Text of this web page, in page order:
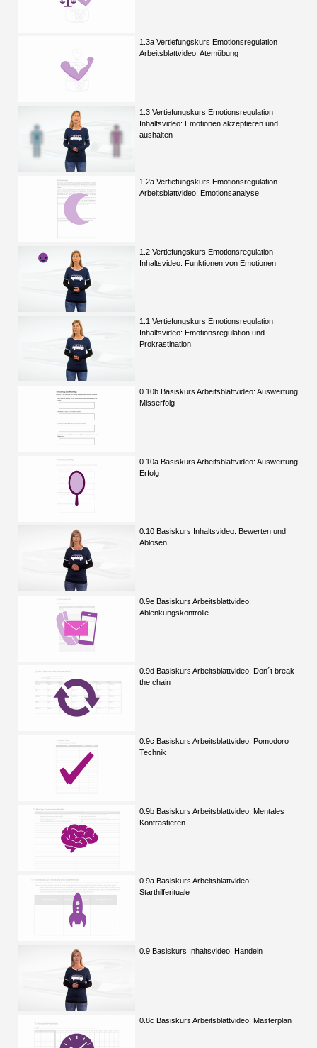
1.3a Vertiefungskurs Emotionsregulation
Arbeitsblattvideo: Atemübung
1.3 Vertiefungskurs Emotionsregulation
Inhaltsvideo: Emotionen akzeptieren und
aushalten
1.2a Vertiefungskurs Emotionsregulation
Arbeitsblattvideo: Emotionsanalyse
1.2 Vertiefungskurs Emotionsregulation
Inhaltsvideo: Funktionen von Emotionen
1.1 Vertiefungskurs Emotionsregulation
Inhaltsvideo: Emotionsregulation und
Prokrastination
0.10b Basiskurs Arbeitsblattvideo: Auswertung
Misserfolg
0.10a Basiskurs Arbeitsblattvideo: Auswertung
Erfolg
0.10 Basiskurs Inhaltsvideo: Bewerten und
Ablösen
0.9e Basiskurs Arbeitsblattvideo:
Ablenkungskontrolle
0.9d Basiskurs Arbeitsblattvideo: Don´t break
the chain
0.9c Basiskurs Arbeitsblattvideo: Pomodoro
Technik
0.9b Basiskurs Arbeitsblattvideo: Mentales
Kontrastieren
0.9a Basiskurs Arbeitsblattvideo:
Starthilferituale
0.9 Basiskurs Inhaltsvideo: Handeln
0.8c Basiskurs Arbeitsblattvideo: Masterplan